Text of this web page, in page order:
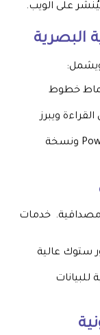
على الويب.
خطوط
ويبرز
قوالب للتصدير بصيغ PDF وPowerPoint ونسخة
مصداقية. خدمات
ستوك عالية
للبيانات